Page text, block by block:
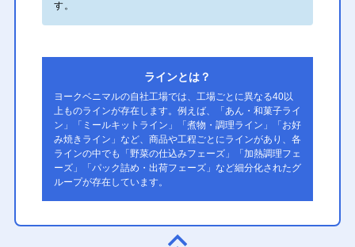
す。
ラインとは？
ヨークベニマルの自社工場では、工場ごとに異なる40以
上ものラインが存在します。例えば、「あん・和菓子ライ
ン」「ミールキットライン」「煮物・調理ライン」「お好
み焼きライン」など、商品や工程ごとにラインがあり、各
ラインの中でも「野菜の仕込みフェーズ」「加熱調理フェ
ーズ」「パック詰め・出荷フェーズ」など細分化されたグ
ループが存在しています。